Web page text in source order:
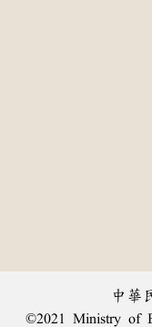
中華
©2021 Ministry of